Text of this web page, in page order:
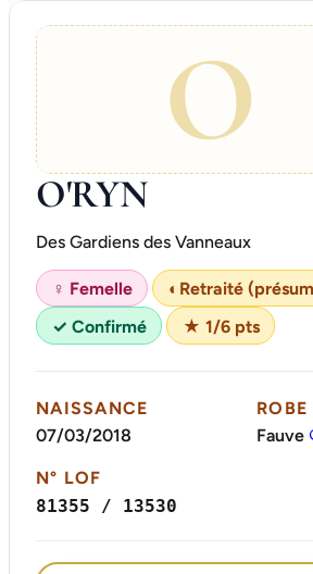
O
O'RYN
Des Gardiens des Vanneaux
♀ Femelle ◐ Retraité
✓ Confirmé
★ 1/6 pts
NAISSANCE
07/03/2018
ROBE
Fauve
N° LOF
81355 / 13530